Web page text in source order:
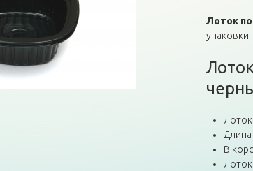
Лоток
упаковки
В